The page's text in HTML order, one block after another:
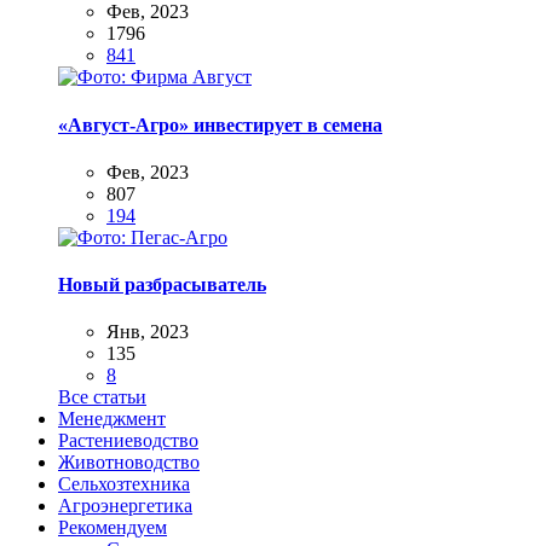
Фев, 2023
1796
841
«Август-Агро» инвестирует в семена
Фев, 2023
807
194
Новый разбрасыватель
Янв, 2023
135
8
Все статьи
Менеджмент
Растениеводство
Животноводство
Сельхозтехника
Агроэнергетика
Рекомендуем